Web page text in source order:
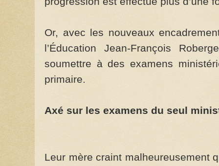
Or, avec les nouveaux
l’Éducation Jean-François
soumettre à des examens
primaire.
Axé sur les examens du seul
Leur mère craint malheureusement